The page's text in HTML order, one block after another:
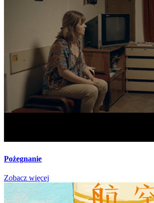
Pożegnanie
Zobacz więcej